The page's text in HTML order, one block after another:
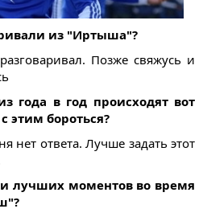
из "Иртыша"?
Позже свяжусь и
года в год происходят вот
этим бороться?
нет ответа. Лучше задать этот
лучших моментов во время